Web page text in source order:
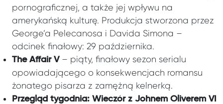
pornograficznej, a także jej wpływu na
amerykańską kulturę. Produkcja stworzona przez
George’a Pelecanosa i Davida Simona –
odcinek finałowy: 29 października.
The Affair V– piąty, finałowy sezon serialu
opowiadającego o konsekwencjach romansu
żonatego pisarza z zamężną kelnerką.
Przegląd tygodnia: Wieczór z Johnem Oliverem VI